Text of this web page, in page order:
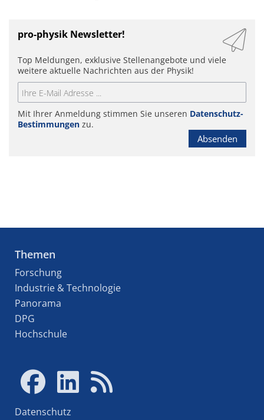
pro-physik Newsletter!
Top Meldungen, exklusive Stellenangebote und viele
weitere aktuelle Nachrichten aus der Physik!
Mit Ihrer Anmeldung stimmen Sie unseren Datenschutz-
Bestimmungen zu.
Absenden
Themen
Forschung
Industrie & Technologie
Panorama
DPG
Hochschule
Datenschutz